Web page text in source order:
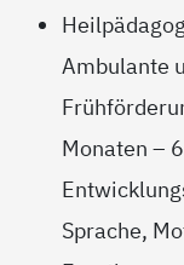
Ambulante
Monaten –
Sprache,